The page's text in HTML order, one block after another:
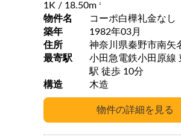
1K / 18.50m 2
物件名
コーポ白樺礼金なし
築年
1982年03月
住所
神奈川県秦野市南矢
最寄駅
小田急電鉄小田原線
駅 徒歩 10分
構造
木造